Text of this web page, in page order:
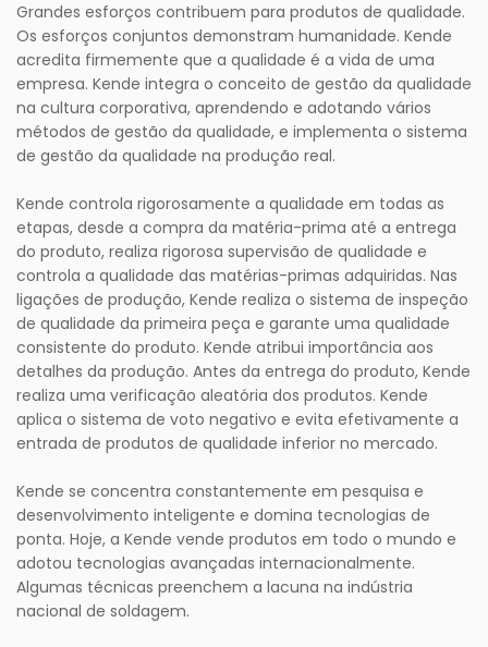
Grandes esforços contribuem para produtos de qualidade.
Os esforços conjuntos demonstram humanidade. Kende
acredita firmemente que a qualidade é a vida de uma
empresa. Kende integra o conceito de gestão da qualidade
na cultura corporativa, aprendendo e adotando vários
métodos de gestão da qualidade, e implementa o sistema
de gestão da qualidade na produção real.
Kende controla rigorosamente a qualidade em todas as
etapas, desde a compra da matéria-prima até a entrega
do produto, realiza rigorosa supervisão de qualidade e
controla a qualidade das matérias-primas adquiridas. Nas
ligações de produção, Kende realiza o sistema de inspeção
de qualidade da primeira peça e garante uma qualidade
consistente do produto. Kende atribui importância aos
detalhes da produção. Antes da entrega do produto, Kende
realiza uma verificação aleatória dos produtos. Kende
aplica o sistema de voto negativo e evita efetivamente a
entrada de produtos de qualidade inferior no mercado.
Kende se concentra constantemente em pesquisa e
desenvolvimento inteligente e domina tecnologias de
ponta. Hoje, a Kende vende produtos em todo o mundo e
adotou tecnologias avançadas internacionalmente.
Algumas técnicas preenchem a lacuna na indústria
nacional de soldagem.